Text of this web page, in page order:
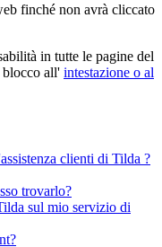
finché non avrà cliccato
in tutte le pagine del
blocco all' intestazione o al
clienti di Tilda ?
trovarlo?
sul mio servizio di